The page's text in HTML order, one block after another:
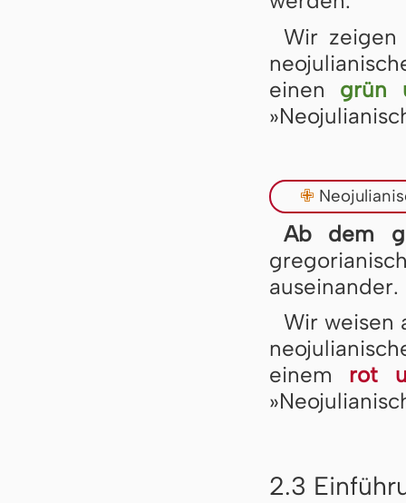
Wir zeigen
einen grün
✙
Ab dem
auseinander.
Wir weisen
einem rot
2.3